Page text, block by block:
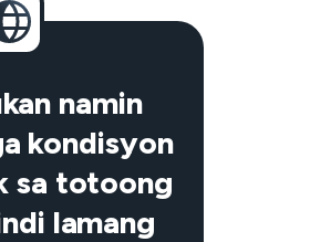
namin
kondisyon
sa totoong
lamang